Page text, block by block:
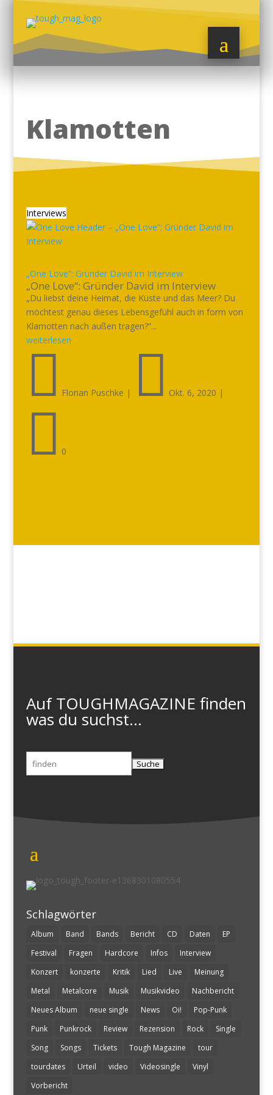
Klamotten
Interviews
„One Love“: Gründer David im Interview
„One Love“: Gründer David im Interview
„Du liebst deine Heimat, die Küste und das Meer? Du
möchtest genau dieses Lebensgefühl auch in form von
Klamotten nach außen tragen?“...
weiterlesen
 Florian Puschke |  Okt. 6, 2020 |
 0
Auf TOUGHMAGAZINE finden
was du suchst...
Suchen
nach:
Schlagwörter
Album Band Bands Bericht CD Daten
EP
Festival
Fragen Hardcore Infos
Interview
Konzert
konzerte Kritik Lied Live
Meinung
Metal
Metalcore Musik Musikvideo
Nachbericht
Neues Album
neue single News Oi!
Pop-Punk
Punk
Punkrock Review Rezension Rock
Single
Song
Songs Tickets Tough Magazine
tour
tourdates
Urteil video Videosingle
Vinyl
Vorbericht